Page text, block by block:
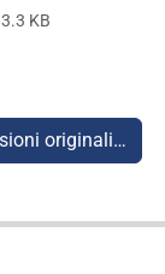
KB
originali…